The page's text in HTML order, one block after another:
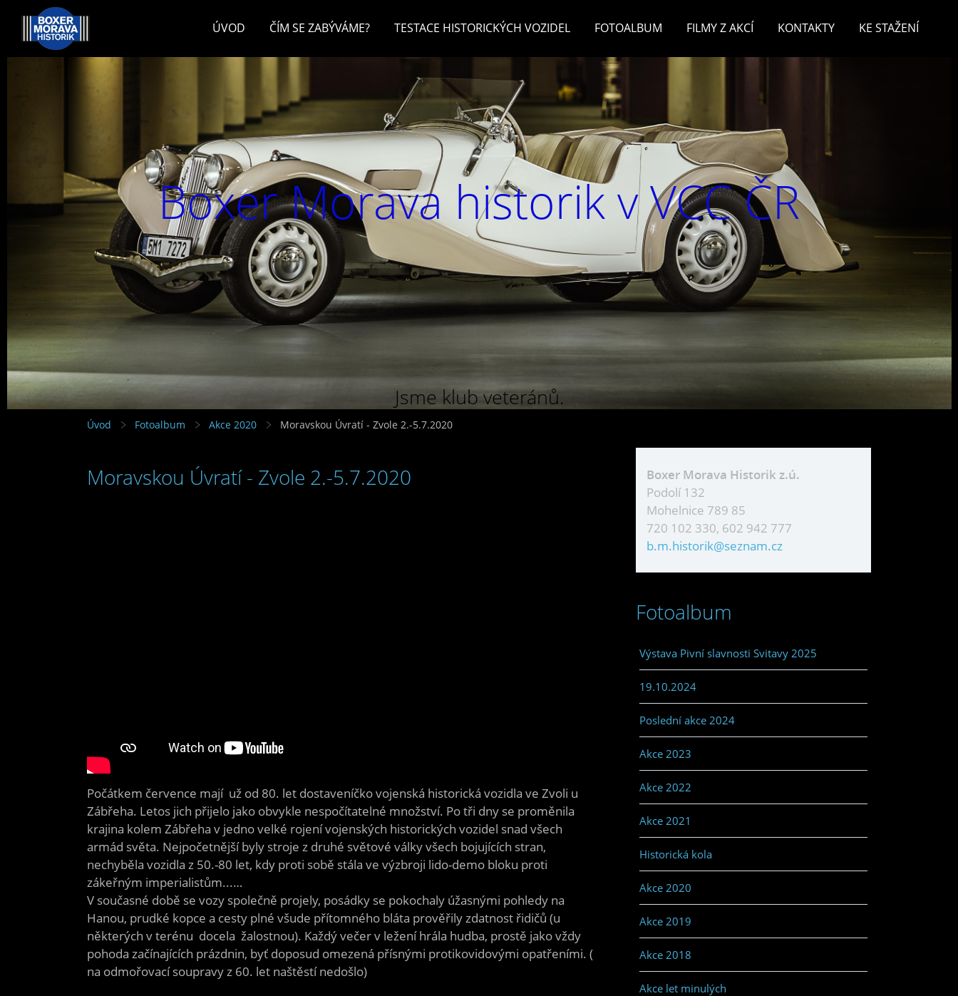
ÚVOD ČÍM SE ZABÝVÁME? TESTACE HISTORICKÝCH VOZIDEL FOTOALBUM FILMY Z AKCÍ KONTAKTY KE STAŽENÍ
Boxer Morava historik v VCC ČR
Jsme klub veteránů.
Úvod Fotoalbum Akce 2020 Moravskou Úvratí - Zvole 2.-5.7.2020
Moravskou Úvratí - Zvole 2.-5.7.2020
Počátkem července mají už od 80. let dostaveníčko vojenská historická vozidla ve Zvoli u
Zábřeha. Letos jich přijelo jako obvykle nespočítatelné množství. Po tři dny se proměnila
krajina kolem Zábřeha v jedno velké rojení vojenských historických vozidel snad všech
armád světa. Nejpočetnější byly stroje z druhé světové války všech bojujících stran,
nechyběla vozidla z 50.-80 let, kdy proti sobě stála ve výzbroji lido-demo bloku proti
zákeřným imperialistům...…
V současné době se vozy společně projely, posádky se pokochaly úžasnými pohledy na
Hanou, prudké kopce a cesty plné všude přítomného bláta prověřily zdatnost řidičů (u
některých v terénu docela žalostnou). Každý večer v ležení hrála hudba, prostě jako vždy
pohoda začínajících prázdnin, byť doposud omezená přísnými protikovidovými opatřeními. (
na odmořovací soupravy z 60. let naštěstí nedošlo)
Boxer Morava Historik z.ú.
Podolí 132
Mohelnice 789 85
720 102 330, 602 942 777
b.m.historik@seznam.cz
Fotoalbum
Výstava Pivní slavnosti Svitavy 2025
19.10.2024
Poslední akce 2024
Akce 2023
Akce 2022
Akce 2021
Historická kola
Akce 2020
Akce 2019
Akce 2018
Akce let minulých